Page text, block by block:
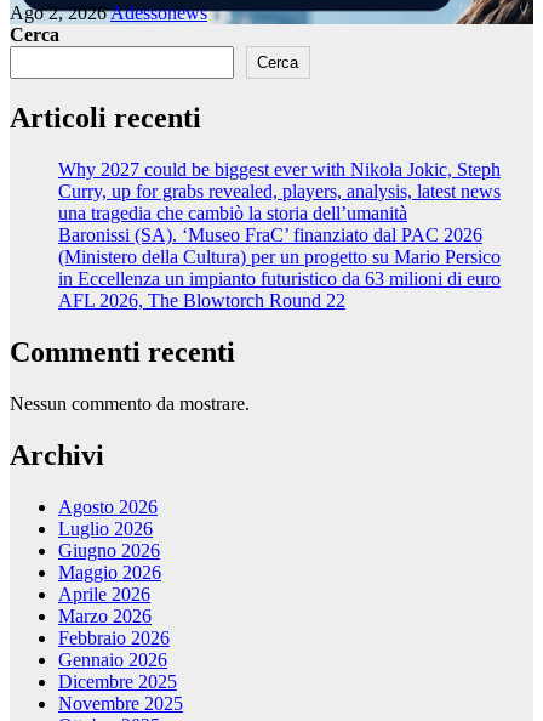
Ago 2, 2026Adessonews
Cerca
Cerca
Articoli recenti
Why 2027 could be biggest ever with Nikola Jokic, Steph
Curry, up for grabs revealed, players, analysis, latest news
una tragedia che cambiò la storia dell’umanità
Baronissi (SA). ‘Museo FraC’ finanziato dal PAC 2026
(Ministero della Cultura) per un progetto su Mario Persico
in Eccellenza un impianto futuristico da 63 milioni di euro
AFL 2026, The Blowtorch Round 22
Commenti recenti
Nessun commento da mostrare.
Archivi
Agosto 2026
Luglio 2026
Giugno 2026
Maggio 2026
Aprile 2026
Marzo 2026
Febbraio 2026
Gennaio 2026
Dicembre 2025
Novembre 2025